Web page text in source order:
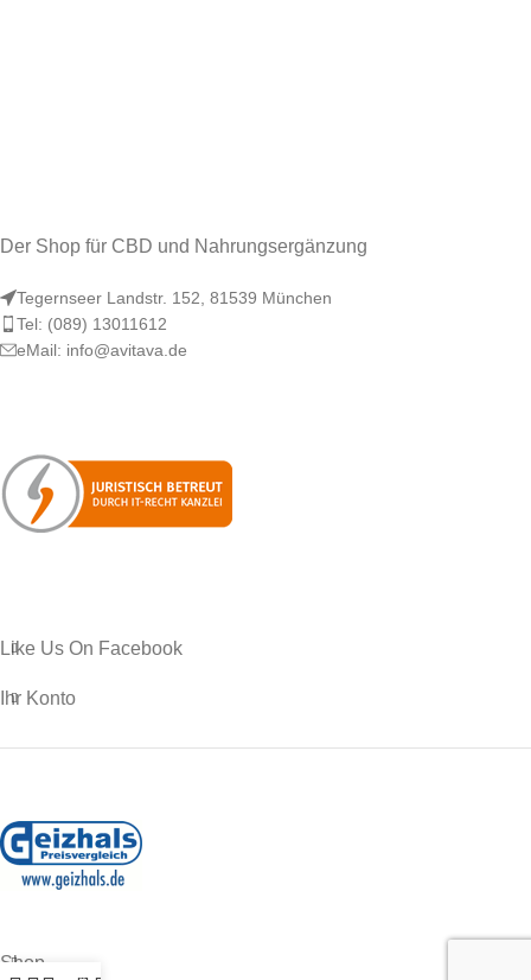
Der Shop für CBD und Nahrungsergänzung
Tegernseer Landstr. 152, 81539 München
Tel: (089) 13011612
eMail: info@avitava.de
Like Us On Facebook
Ihr Konto
Shop
0